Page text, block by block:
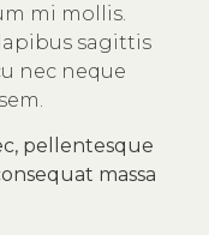
mi mollis.
sagittis
nec neque
pellentesque
massa